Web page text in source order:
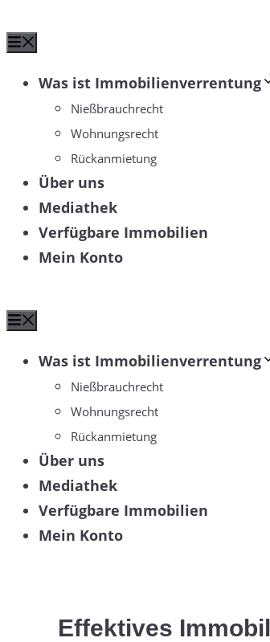
Inhalt
Was ist Immobilienverrentung
Nießbrauchrecht
Wohnungsrecht
Rückanmietung
Über uns
Mediathek
Verfügbare Immobilien
Mein Konto
Was ist Immobilienverrentung
Nießbrauchrecht
Wohnungsrecht
Rückanmietung
Über uns
Mediathek
Verfügbare Immobilien
Mein Konto
Effektives